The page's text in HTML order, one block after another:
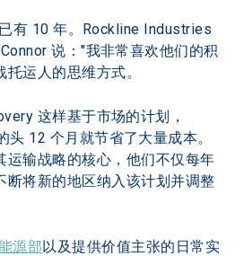
有 10 年。Rockline Industries
说："我非常喜欢他们的积
运人的思维方式。
这样基于市场的计划，
头 12 个月就节省了大量成本。
运输战略的核心，他们不仅每年
断将新的地区纳入该计划并调整
源部以及提供价值主张的日常实